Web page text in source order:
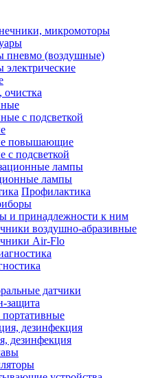
микромоторы
пневмо (воздушные)
очистка
с подсветкой
повышающие
с подсветкой
лампы
Профилактика
и принадлежности к ним
воздушно-абразивные
Air-Flo
датчики
защита
дезинфекция